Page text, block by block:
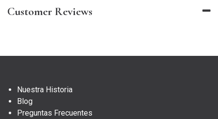
Customer Reviews
Nuestra Historia
Blog
Preguntas Frecuentes